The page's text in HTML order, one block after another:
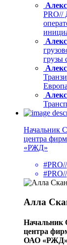
PRO//
грузы
Европа
Начальник
центра
«РЖД»
Алла
Начальник
центра
ОАО «РЖД»